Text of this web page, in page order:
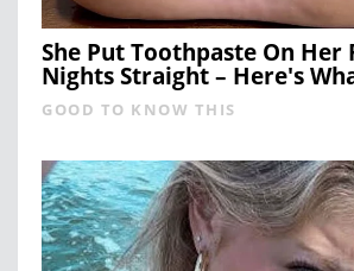
She Put Toothpaste On Her
Nights Straight – Here's
GOOD TO KNOW THIS